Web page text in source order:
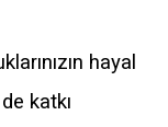
hayal
katkı